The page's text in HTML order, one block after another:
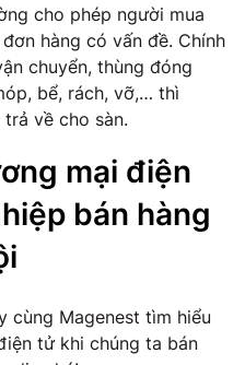
cho phép người mua
hàng có vấn đề. Chính
chuyển, thùng đóng
bể, rách, vỡ,… thì
về cho sàn.
mại điện
bán hàng
cùng Magenest tìm hiểu
tử khi chúng ta bán